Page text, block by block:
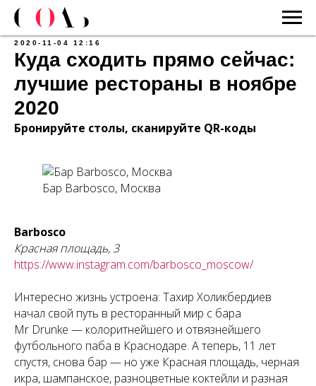
2020-11-04 12:16
Куда сходить прямо сейчас:
лучшие рестораны в ноябре
2020
Бронируйте столы, сканируйте QR-коды
Бар Barbosco, Москва
Barbosco
Красная площадь, 3
https://www.instagram.com/barbosco_moscow/
Интересно жизнь устроена: Тахир Холикбердиев
начал свой путь в ресторанный мир с бара
Mr Drunke — колоритнейшего и отвязнейшего
футбольного паба в Краснодаре. А теперь, 11 лет
спустя, снова бар — но уже Красная площадь, черная
икра, шампанское, разноцветные коктейли и разная